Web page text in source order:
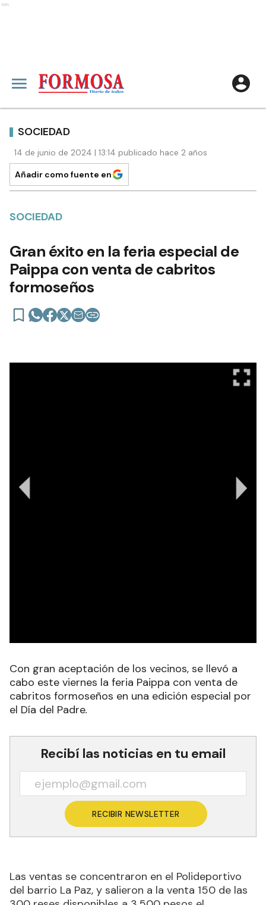
Ads
SOCIEDAD
14 de junio de 2024 | 13:14 publicado hace 2 años
Añadir como fuente en
SOCIEDAD
Gran éxito en la feria especial de
Paippa con venta de cabritos
formoseños
Con gran aceptación de los vecinos, se llevó a
cabo este viernes la feria Paippa con venta de
cabritos formoseños en una edición especial por
el Día del Padre.
Recibí las noticias en tu email
RECIBIR NEWSLETTER
Las ventas se concentraron en el Polideportivo
del barrio La Paz, y salieron a la venta 150 de las